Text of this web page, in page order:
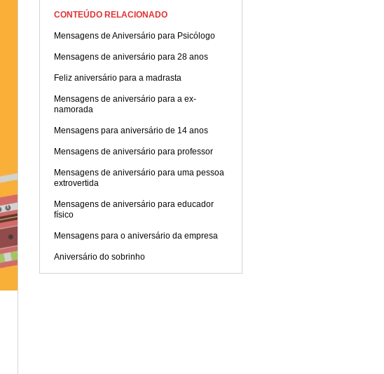
CONTEÚDO RELACIONADO
Mensagens de Aniversário para Psicólogo
Mensagens de aniversário para 28 anos
Feliz aniversário para a madrasta
Mensagens de aniversário para a ex-
namorada
Mensagens para aniversário de 14 anos
Mensagens de aniversário para professor
Mensagens de aniversário para uma pessoa
extrovertida
Mensagens de aniversário para educador
físico
Mensagens para o aniversário da empresa
Aniversário do sobrinho